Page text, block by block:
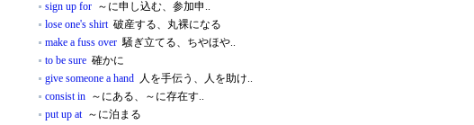
sign up for ～に申し込む、参加申..
lose one's shirt破産する、丸裸になる
make a fuss over 騒ぎ立てる、ちやほや..
to be sure 確かに
give someone a hand 人を手伝う、人を助け..
consist in ～にある、～に存在す..
put up at～に泊まる